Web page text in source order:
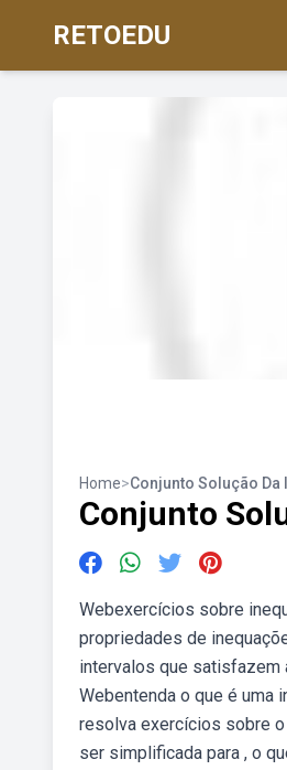
RETOEDU
Home>Conjunto Solução Da
Conjunto
Webexercícios sobre
propriedades de
intervalos que satisfazem
Webentenda o que é uma
resolva exercícios sobre o
ser simplificada para , o